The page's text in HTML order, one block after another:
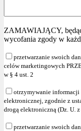
ZAMAWIAJĄCY,
wycofania zgody w
przetwarzanie swoich
celów marketingowych
w § 4 ust. 2
otrzymywanie informacji
elektronicznej, zgodnie z
drogą elektroniczną (Dz. U.
przetwarzanie swoich